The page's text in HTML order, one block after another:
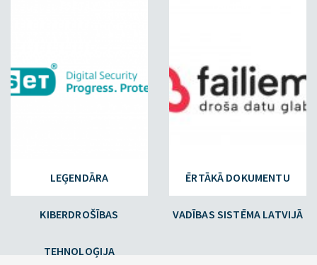
LEĢENDĀRA
KIBERDROŠĪBAS
TEHNOLOĢIJA
ĒRTĀKĀ DOKUMENTU
VADĪBAS SISTĒMA LATVIJĀ